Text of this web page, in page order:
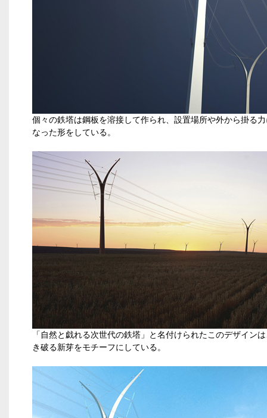
個々の鉄塔は鋼板を溶接して作られ、設置場所や外から掛る
なった形をしている。
「自然と戯れる次世代の鉄塔」と名付けられたこのデザイン
き破る新芽をモチーフにしている。